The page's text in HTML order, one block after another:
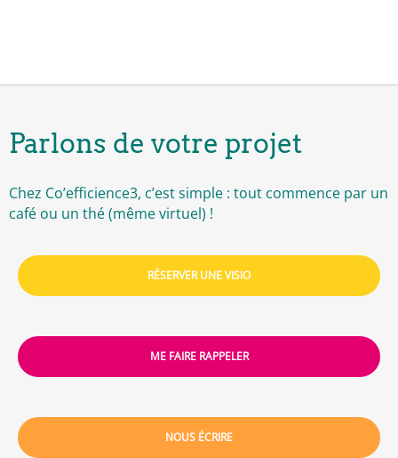
Parlons de votre projet
Chez Co’efficience3, c’est simple : tout commence par un
café ou un thé (même virtuel) !
RÉSERVER UNE VISIO
ME FAIRE RAPPELER
NOUS ÉCRIRE